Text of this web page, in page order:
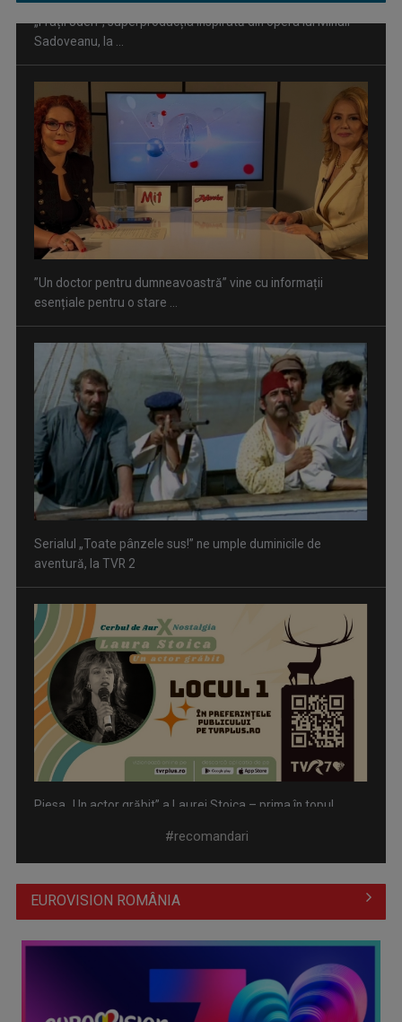
”Un doctor pentru dumneavoastră” vine cu informații
esențiale pentru o stare ...
Serialul „Toate pânzele sus!” ne umple duminicile de
aventură, la TVR 2
Piesa „Un actor grăbit” a Laurei Stoica – prima în topul
preferinţelor ...
#recomandari
EUROVISION ROMÂNIA